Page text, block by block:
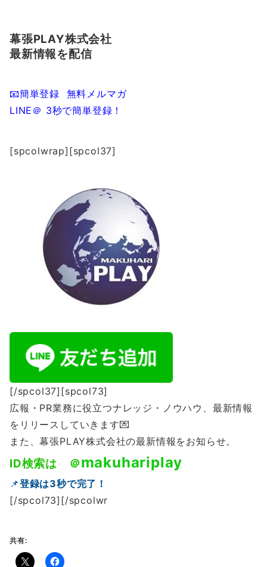
幕張PLAY株式会社
最新情報を配信
📧簡単登録
無料メルマガ
LINE ＠ 3秒で簡単登録！
[spcolwrap][spcol37]
[/spcol37][spcol73]
広報・PR業務に役立つナレッジ・ノウハウ、最新情報
をリリースしていきます💌
また、幕張PLAY株式会社の最新情報をお知らせ。
ID検索は ＠makuhariplay
📌登録は3秒で完了！
[/spcol73][/spcolwr
共有: